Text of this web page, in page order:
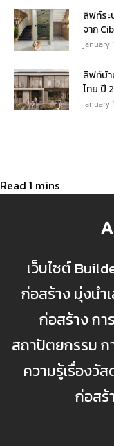
ลิฟท์ระ
จาก
January
ลิฟท์บ้
ไทย ปี
January
เว็บไซต์
ก่อสร้าง มุ่งนำ
ก่อสร้าง ก
สถาปัตยกรรม
ความรู้เรื่องวั
ก่อสร้